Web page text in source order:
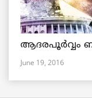
ആദരപൂര്‍വ്വം
June 19, 2016